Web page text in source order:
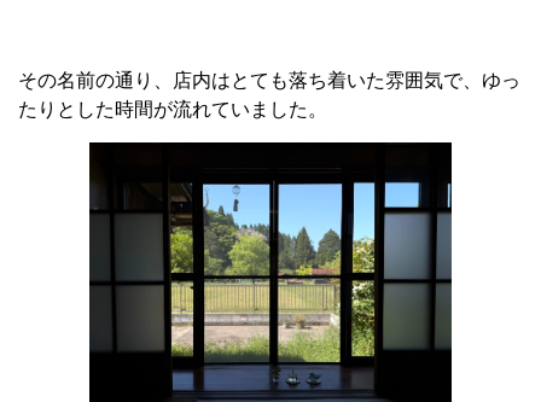
その名前の通り、店内はとても落ち着いた雰囲気で、ゆっ
たりとした時間が流れていました。